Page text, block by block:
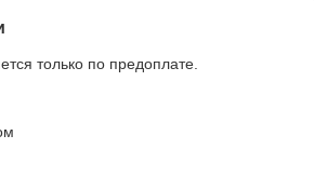
только по предоплате.